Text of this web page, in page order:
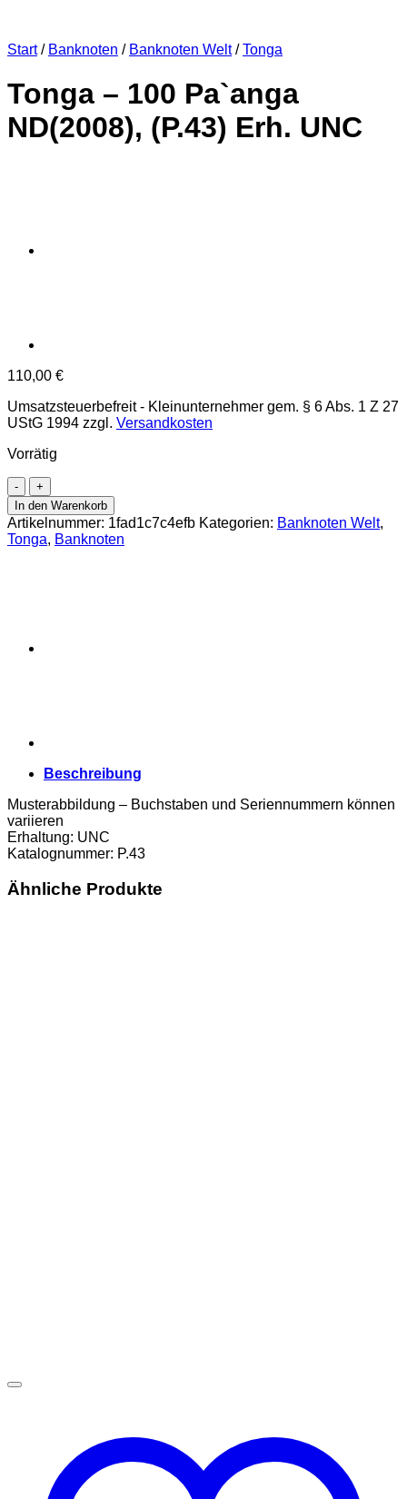
Start / Banknoten / Banknoten Welt / Tonga
Tonga – 100 Pa`anga
ND(2008), (P.43) Erh. UNC
110,00 €
Umsatzsteuerbefreit - Kleinunternehmer gem. § 6 Abs. 1 Z 27
UStG 1994 zzgl. Versandkosten
Vorrätig
Tonga
-
100
Pa`anga
ND(2008),
In den Warenkorb
Artikelnummer: 1fad1c7c4efb Kategorien: Banknoten Welt,
Tonga, Banknoten
Beschreibung
Musterabbildung – Buchstaben und Seriennummern können
variieren
Erhaltung: UNC
Katalognummer: P.43
Ähnliche Produkte